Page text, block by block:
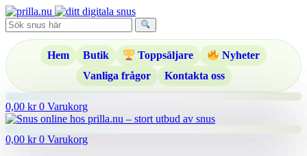
Hoppa
till
innehåll
Hem
Butik Toppsäljare
Nyheter
Vanliga frågor
Kontakta oss
0,00 kr 0 Varukorg
0,00 kr 0 Varukorg